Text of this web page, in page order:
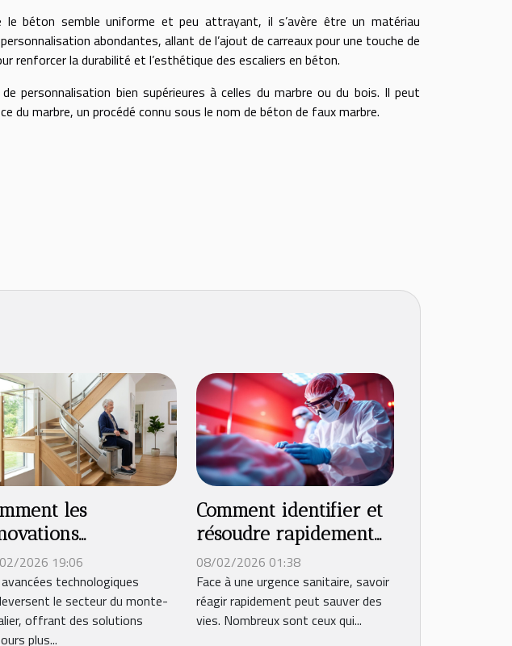
le béton semble uniforme et peu attrayant, il s’avère être un matériau
abondantes, allant de l’ajout de carreaux pour une touche de
renforcer la durabilité et l’esthétique des escaliers en béton.
personnalisation bien supérieures à celles du marbre ou du bois. Il peut
du marbre, un procédé connu sous le nom de béton de faux marbre.
les
elles les
escaliers ?
2026 19:06
technologiques
le secteur du monte-
offrant des solutions
plus...
Comment identifier et
résoudre rapidement
une urgence sanitaire
?
08/02/2026 01:38
Face à une urgence sanitaire, savoir
réagir rapidement peut sauver des
vies. Nombreux sont ceux qui...